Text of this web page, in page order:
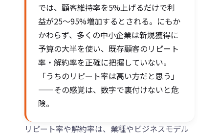
では、顧客維持率を5%上げるだけで利
益が25〜95%増加するとされる。にもか
かわらず、多くの中小企業は新規獲得に
予算の大半を使い、既存顧客のリピート
率・解約率を正確に把握していない。
「うちのリピート率は高い方だと思う」
——その感覚は、数字で裏付けないと危
険。
リピート率や解約率は、業種やビジネスモデル